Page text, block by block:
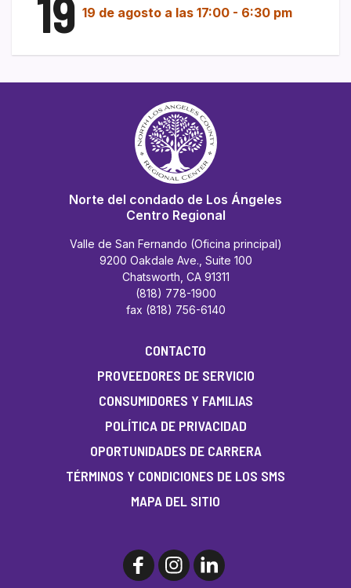
19 de agosto a las 17:00 - 6:30 pm
Norte del condado de Los Ángeles
Centro Regional
Valle de San Fernando (Oficina principal)
9200 Oakdale Ave., Suite 100
Chatsworth, CA 91311
(818) 778-1900
fax (818) 756-6140
CONTACTO
PROVEEDORES DE SERVICIO
CONSUMIDORES Y FAMILIAS
POLÍTICA DE PRIVACIDAD
OPORTUNIDADES DE CARRERA
TÉRMINOS Y CONDICIONES DE LOS SMS
MAPA DEL SITIO